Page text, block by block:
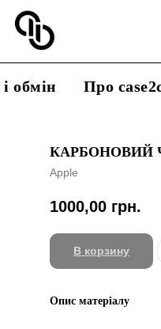
обмін Про
КАРБОНОВИЙ
Apple
1000,00 грн.
В корзину
Опис матеріалу